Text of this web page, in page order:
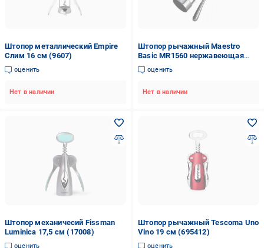
Штопор металлический Empire
Слим 16 см (9607)
оценить
Нет в наличии
Штопор рычажный Maestro
Basic MR1560 нержавеющая
сталь (204327)
оценить
Нет в наличии
Штопор механичесий Fissman
Luminica 17,5 см (17008)
оценить
Штопор рычажный Tescoma Uno
Vino 19 см (695412)
оценить